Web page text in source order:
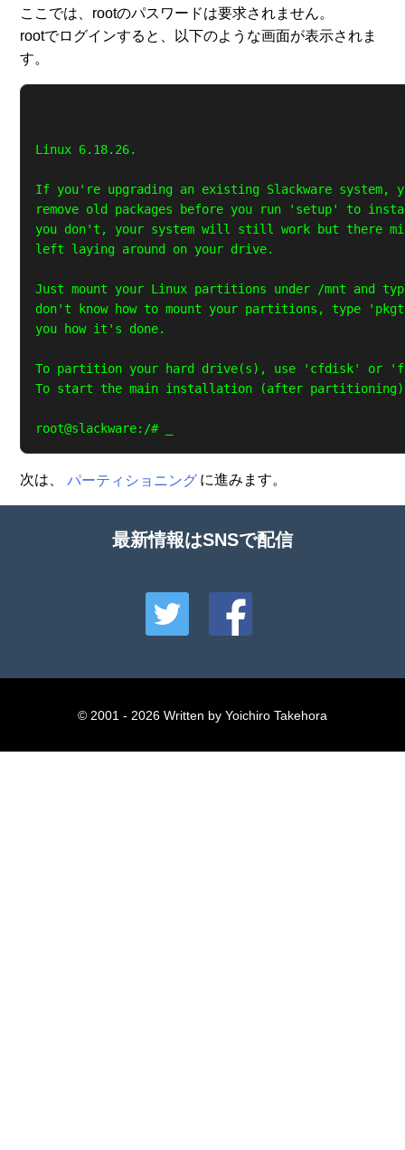
ここでは、rootのパスワードは要求されません。
rootでログインすると、以下のような画面が表示されま
す。
Linux 6.18.26.
If you're upgrading an existing Slackware system,
remove old packages before you run 'setup' to
you don't, your system will still work but there
left laying around on your drive.
Just mount your Linux partitions under /mnt and
don't know how to mount your partitions, type
you how it's done.
To partition your hard drive(s), use 'cfdisk' or
To start the main installation (after
次は、 パーティショニング に進みます。
最新情報はSNSで配信
© 2001 - 2026 Written by Yoichiro Takehora